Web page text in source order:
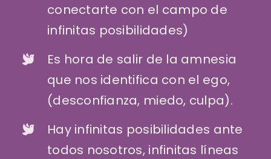
conectarte con el campo de
infinitas posibilidades)
Es hora de salir de la amnesia
que nos identifica con el ego,
(desconfianza, miedo, culpa).
Hay infinitas posibilidades ante
todos nosotros, infinitas líneas